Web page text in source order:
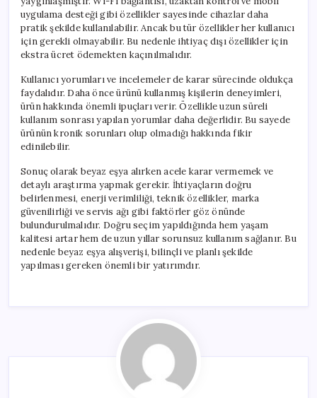
uygulama desteği gibi özellikler sayesinde cihazlar daha
pratik şekilde kullanılabilir. Ancak bu tür özellikler her kullanıcı
için gerekli olmayabilir. Bu nedenle ihtiyaç dışı özellikler için
ekstra ücret ödemekten kaçınılmalıdır.
Kullanıcı yorumları ve incelemeler de karar sürecinde oldukça
faydalıdır. Daha önce ürünü kullanmış kişilerin deneyimleri,
ürün hakkında önemli ipuçları verir. Özellikle uzun süreli
kullanım sonrası yapılan yorumlar daha değerlidir. Bu sayede
ürünün kronik sorunları olup olmadığı hakkında fikir
edinilebilir.
Sonuç olarak beyaz eşya alırken acele karar vermemek ve
detaylı araştırma yapmak gerekir. İhtiyaçların doğru
belirlenmesi, enerji verimliliği, teknik özellikler, marka
güvenilirliği ve servis ağı gibi faktörler göz önünde
bulundurulmalıdır. Doğru seçim yapıldığında hem yaşam
kalitesi artar hem de uzun yıllar sorunsuz kullanım sağlanır. Bu
nedenle beyaz eşya alışverişi, bilinçli ve planlı şekilde
yapılması gereken önemli bir yatırımdır.